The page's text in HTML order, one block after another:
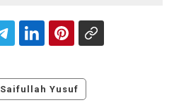
Saifullah Yusuf